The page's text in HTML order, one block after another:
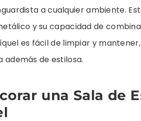
a cualquier ambiente.
y su capacidad de
es fácil de limpiar y
de estilosa.
una Sala de